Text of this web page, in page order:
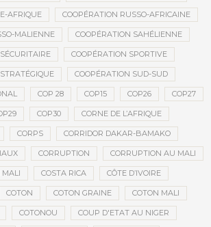
AFRIQUE COOPÉRATION RUSSO-AFRICAINE
MALIENNE COOPÉRATION SAHÉLIENNE
COOPÉRATION SPORTIVE
COOPÉRATION SUD-SUD
COP 28 COP15 COP26 COP27
COP30 CORNE DE L’AFRIQUE
CORPS CORRIDOR DAKAR-BAMAKO
CORRUPTION CORRUPTION AU MALI
MALI COSTA RICA CÔTE D’IVOIRE
COTON COTON GRAINE COTON MALI
COTONOU COUP D'ETAT AU NIGER